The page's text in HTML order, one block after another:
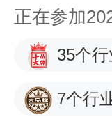
正在参加
35个
7个行